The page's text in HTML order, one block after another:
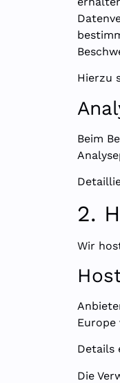
Hierzu
Beim
2.
Wir
Europe
Details
Die